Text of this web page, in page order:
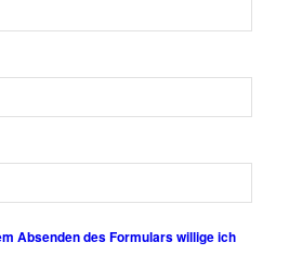
Absenden des Formulars willige ich